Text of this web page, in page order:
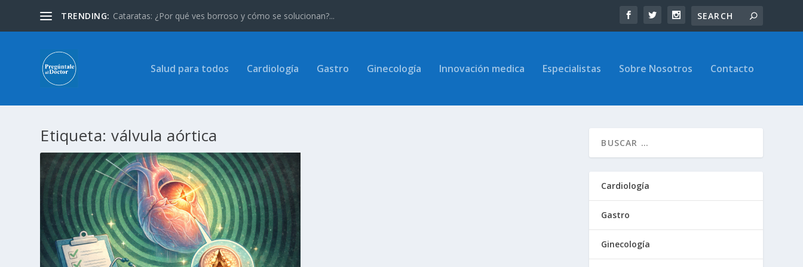
TRENDING: Cataratas: ¿Por qué ves borroso y cómo se solucionan?...
Salud para todos Cardiología Gastro Ginecología Innovación medica Especialistas Sobre Nosotros Contacto
Etiqueta:válvula aórtica
Cardiología
Gastro
Ginecología